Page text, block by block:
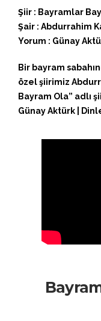
Şiir : Bayramlar
Şair : Abdurrahim
Yorum : Günay
Bir bayram
özel şiirimiz
Bayram Ola” adlı
Günay Aktürk |